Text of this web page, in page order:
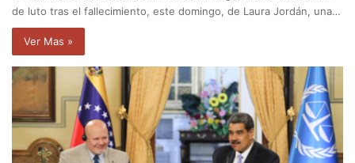
de luto tras el fallecimiento, este domingo, de Laura Jordán, una…
Ver Mas »